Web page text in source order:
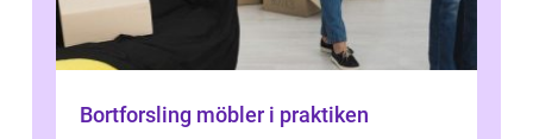
Bortforsling möbler i praktiken